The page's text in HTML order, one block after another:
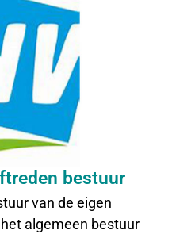
bestuur
van de eigen
algemeen bestuur